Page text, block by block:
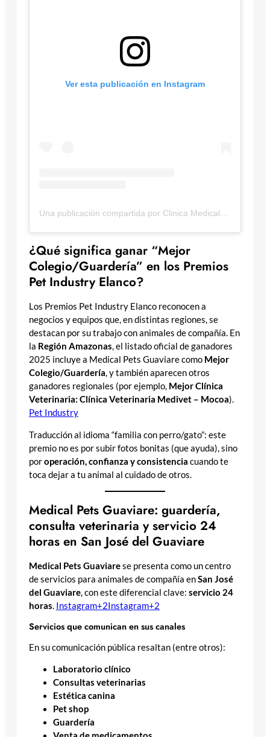
Ver esta publicación en Instagram
Una publicación compartida por Clinica Medicalpets (@medical_pets_guaviare)
¿Qué significa ganar “Mejor
Colegio/Guardería” en los Premios
Pet Industry Elanco?
Los Premios Pet Industry Elanco reconocen a
negocios y equipos que, en distintas regiones, se
destacan por su trabajo con animales de compañía. En
la Región Amazonas, el listado oficial de ganadores
2025 incluye a Medical Pets Guaviare como Mejor
Colegio/Guardería, y también aparecen otros
ganadores regionales (por ejemplo, Mejor Clínica
Veterinaria: Clínica Veterinaria Medivet – Mocoa).
Pet Industry
Traducción al idioma “familia con perro/gato”: este
premio no es por subir fotos bonitas (que ayuda), sino
poroperación, confianza y consistencia cuando te
toca dejar a tu animal al cuidado de otros.
Medical Pets Guaviare: guardería,
consulta veterinaria y servicio 24
horas en San José del Guaviare
Medical Pets Guaviarese presenta como un centro
de servicios para animales de compañía enSan José
del Guaviare, con este diferencial clave: servicio 24
horas. Instagram+2Instagram+2
Servicios que comunican en sus canales
En su comunicación pública resaltan (entre otros):
Laboratorio clínico
Consultas veterinarias
Estética canina
Pet shop
Guardería